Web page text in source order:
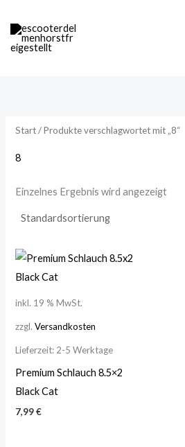
Inhalt
springen
i
n
e
e
Start/ Produkte verschlagwortet mit „8“
8
Einzelnes Ergebnis wird angezeigt
inkl. 19 % MwSt.
zzgl.Versandkosten
Lieferzeit: 2-5 Werktage
Premium Schlauch 8.5×2
Black Cat
7,99€